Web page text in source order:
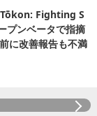
Tōkon: Fighting S
プンベータで指摘
に改善報告も不満